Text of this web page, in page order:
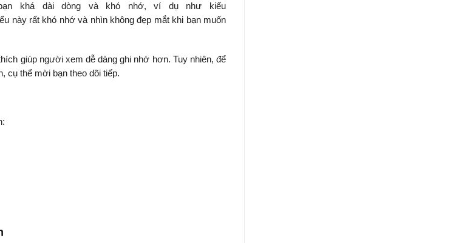
khá dài dòng và khó nhớ, ví dụ như kiểu
này rất khó nhớ và nhìn không đẹp mắt khi bạn muốn
giúp người xem dễ dàng ghi nhớ hơn. Tuy nhiên, để
cụ thể mời bạn theo dõi tiếp.